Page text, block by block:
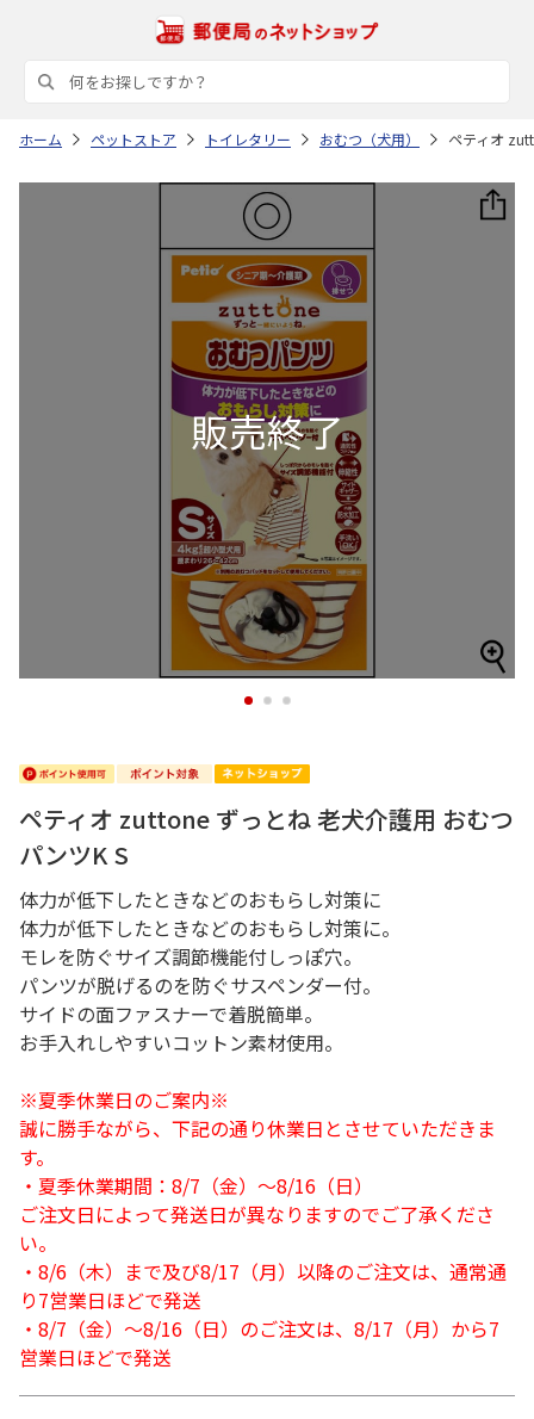
ホーム ペットストア トイレタリー おむつ（犬用） ペティオ
1 2 3
ペティオ zuttone ずっとね 老犬介護用 おむつ
パンツK S
体力が低下したときなどのおもらし対策に
体力が低下したときなどのおもらし対策に。
モレを防ぐサイズ調節機能付しっぽ穴。
パンツが脱げるのを防ぐサスペンダー付。
サイドの面ファスナーで着脱簡単。
お手入れしやすいコットン素材使用。
※夏季休業日のご案内※
誠に勝手ながら、下記の通り休業日とさせていただきま
す。
・夏季休業期間：8/7（金）～8/16（日）
ご注文日によって発送日が異なりますのでご了承くださ
い。
・8/6（木）まで及び8/17（月）以降のご注文は、通常通
り7営業日ほどで発送
・8/7（金）～8/16（日）のご注文は、8/17（月）から7
営業日ほどで発送